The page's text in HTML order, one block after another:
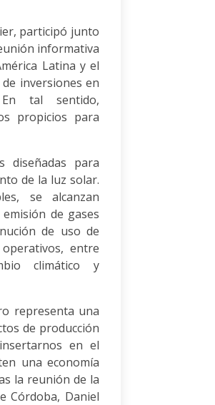
participó junto
informativa
Latina y el
inversiones en
En tal sentido,
propicios para
diseñadas para
de la luz solar.
se alcanzan
de gases
de uso de
entre
climático y
representa una
de producción
en el
una economía
la reunión de la
Córdoba, Daniel